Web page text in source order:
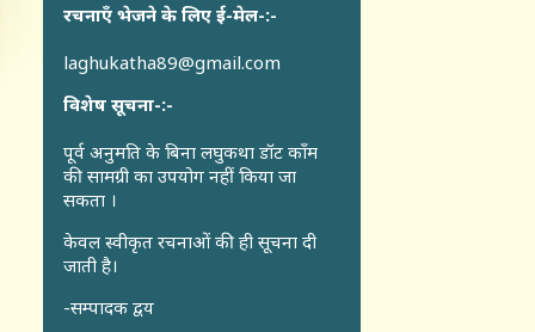
रचनाएँ भेजने के लिए ई-मेल-:-
laghukatha89@gmail.com
विशेष सूचना-:-
पूर्व अनुमति के बिना लघुकथा डॉट कॉंम
की सामग्री का उपयोग नहीं किया जा
सकता ।
केवल स्वीकृत रचनाओं की ही सूचना दी
जाती है।
-सम्पादक द्वय